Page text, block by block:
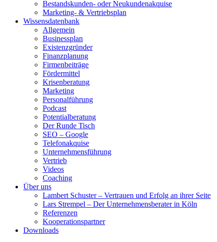
Bestandskunden- oder Neukundenakquise
Marketing- & Vertriebsplan
Wissensdatenbank
Allgemein
Businessplan
Existenzgründer
Finanzplanung
Firmenbeiträge
Fördermittel
Krisenberatung
Marketing
Personalführung
Podcast
Potentialberatung
Der Runde Tisch
SEO – Google
Telefonakquise
Unternehmensführung
Vertrieb
Videos
Coaching
Über uns
Lambert Schuster – Vertrauen und Erfolg an ihrer Seite
Lars Strempel – Der Unternehmensberater in Köln
Referenzen
Kooperationspartner
Downloads